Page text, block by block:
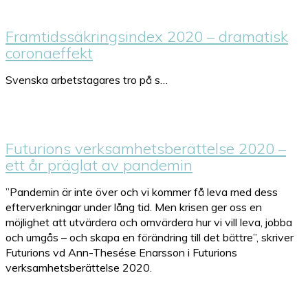
Framtidssäkringsindex 2020 – dramatisk
coronaeffekt
Svenska arbetstagares tro på s…
Futurions verksamhetsberättelse 2020 –
ett år präglat av pandemin
”Pandemin är inte över och vi kommer få leva med dess
efterverkningar under lång tid. Men krisen ger oss en
möjlighet att utvärdera och omvärdera hur vi vill leva, jobba
och umgås – och skapa en förändring till det bättre”, skriver
Futurions vd Ann-Thesése Enarsson i Futurions
verksamhetsberättelse 2020.